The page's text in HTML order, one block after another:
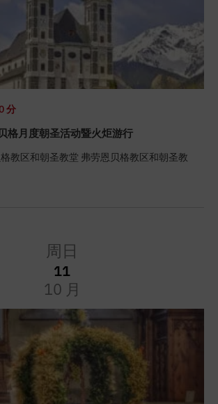
分
格月度朝圣活动暨火炬游行
教区和朝圣教堂 弗劳恩贝格教区和朝圣教
周日
11
10 月